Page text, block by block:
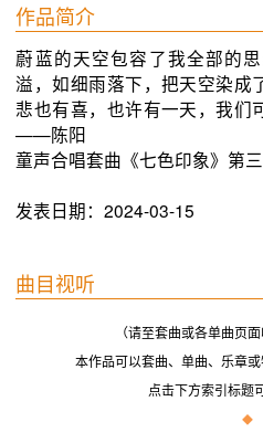
作品简介
蔚蓝的天空包容了我全部的
溢，如细雨落下，把天空染成
悲也有喜，也许有一天，我们
——陈阳
童声合唱套曲《七色印象》第
发表日期：2024-03-15
曲目视听
（请至套曲或各单曲页
本作品可以套曲、单曲、乐章
点击下方索引标题
◆